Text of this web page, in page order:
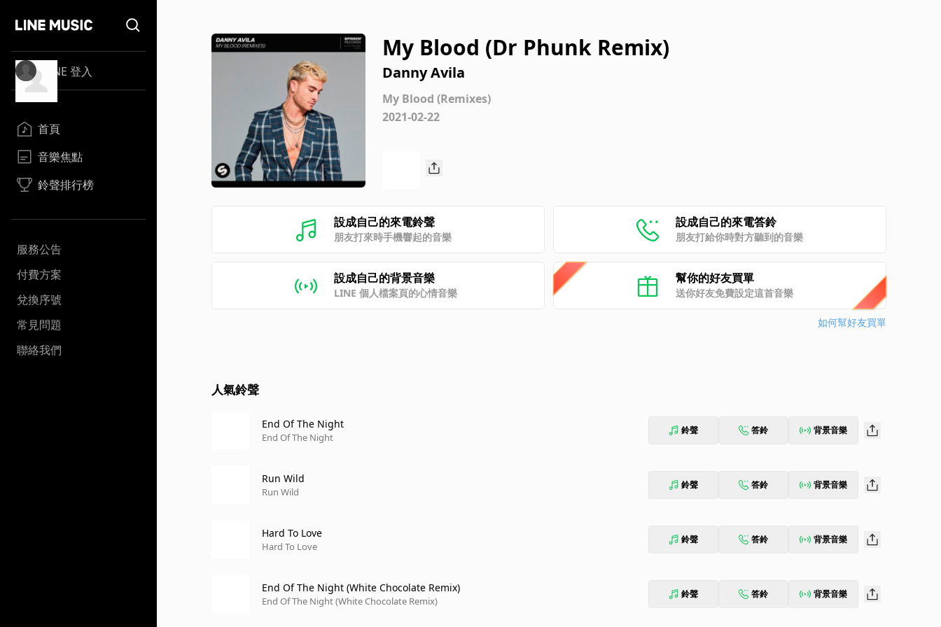
LINE 登入
首頁
音樂焦點
鈴聲排行榜
服務公告
付費方案
兌換序號
常見問題
聯絡我們
My Blood (Dr Phunk Remix)
Danny Avila
My Blood (Remixes)
2021-02-22
設成自己的來電鈴聲
朋友打來時手機響起的音樂
設成自己的來電答鈴
朋友打給你時對方聽到的音樂
設成自己的背景音樂
LINE 個人檔案頁的心情音樂
幫你的好友買單
送你好友免費設定這首音樂
如何幫好友買單
人氣鈴聲
End Of The Night
End Of The Night
鈴聲 答鈴 背景音樂
Run Wild
Run Wild
鈴聲 答鈴 背景音樂
Hard To Love
Hard To Love
鈴聲 答鈴 背景音樂
End Of The Night (White Chocolate Remix)
End Of The Night (White Chocolate Remix)
鈴聲 答鈴 背景音樂